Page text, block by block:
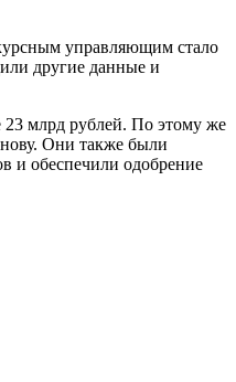
управляющим стало
другие данные и
млрд рублей. По этому же
Они также были
и обеспечили одобрение